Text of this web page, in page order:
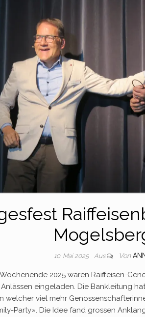
10. Mai 2025 Aus Von
2025 waren Raiffeisen-
eingeladen. Die Bankleitung
welcher viel mehr
Party». Die Idee fand grossen